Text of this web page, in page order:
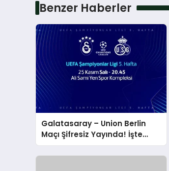
Benzer Haberler
Galatasaray – Union Berlin
Maçı Şifresiz Yayında! İşte
Canlı İzleme Adresi